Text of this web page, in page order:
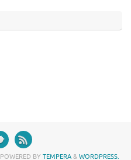
POWERED BY TEMPERA & WORDPRESS.